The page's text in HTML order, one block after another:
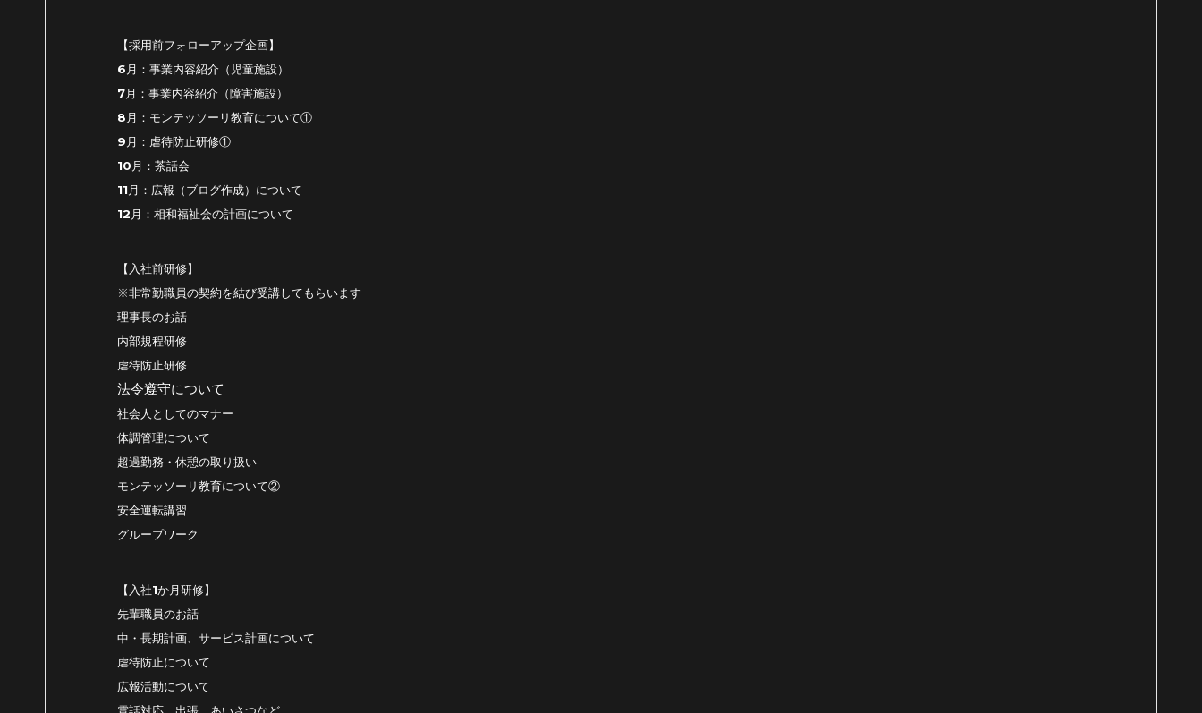
【採用前フォローアップ企画】
6月：事業内容紹介（児童施設）
7月：事業内容紹介（障害施設）
8月：モンテッソーリ教育について①
9月：虐待防止研修①
10月：茶話会
11月：広報（ブログ作成）について
12月：相和福祉会の計画について
【入社前研修】
※非常勤職員の契約を結び受講してもらいます
理事長のお話
内部規程研修
虐待防止研修
法令遵守について
社会人としてのマナー
体調管理について
超過勤務・休憩の取り扱い
モンテッソーリ教育について②
安全運転講習
グループワーク
【入社1か月研修】
先輩職員のお話
中・長期計画、サービス計画について
虐待防止について
広報活動について
電話対応、出張、あいさつなど